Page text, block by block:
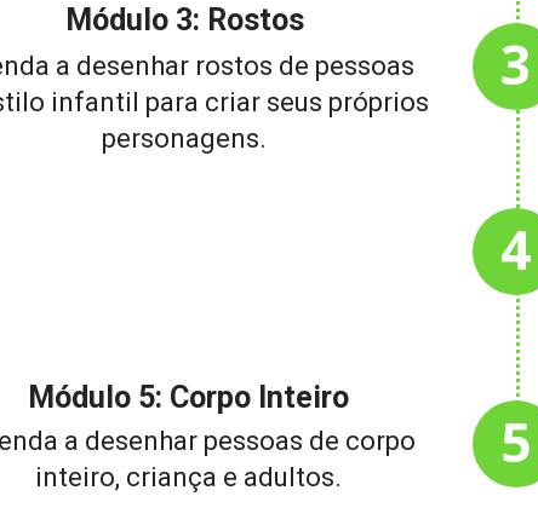
Módulo 3: Rostos
Módulo 5: Corpo Inteiro
a desenhar pessoas de corpo
inteiro, criança e adultos.
a desenhar rostos de pessoas
infantil para criar seus próprios
personagens.
3
4
5